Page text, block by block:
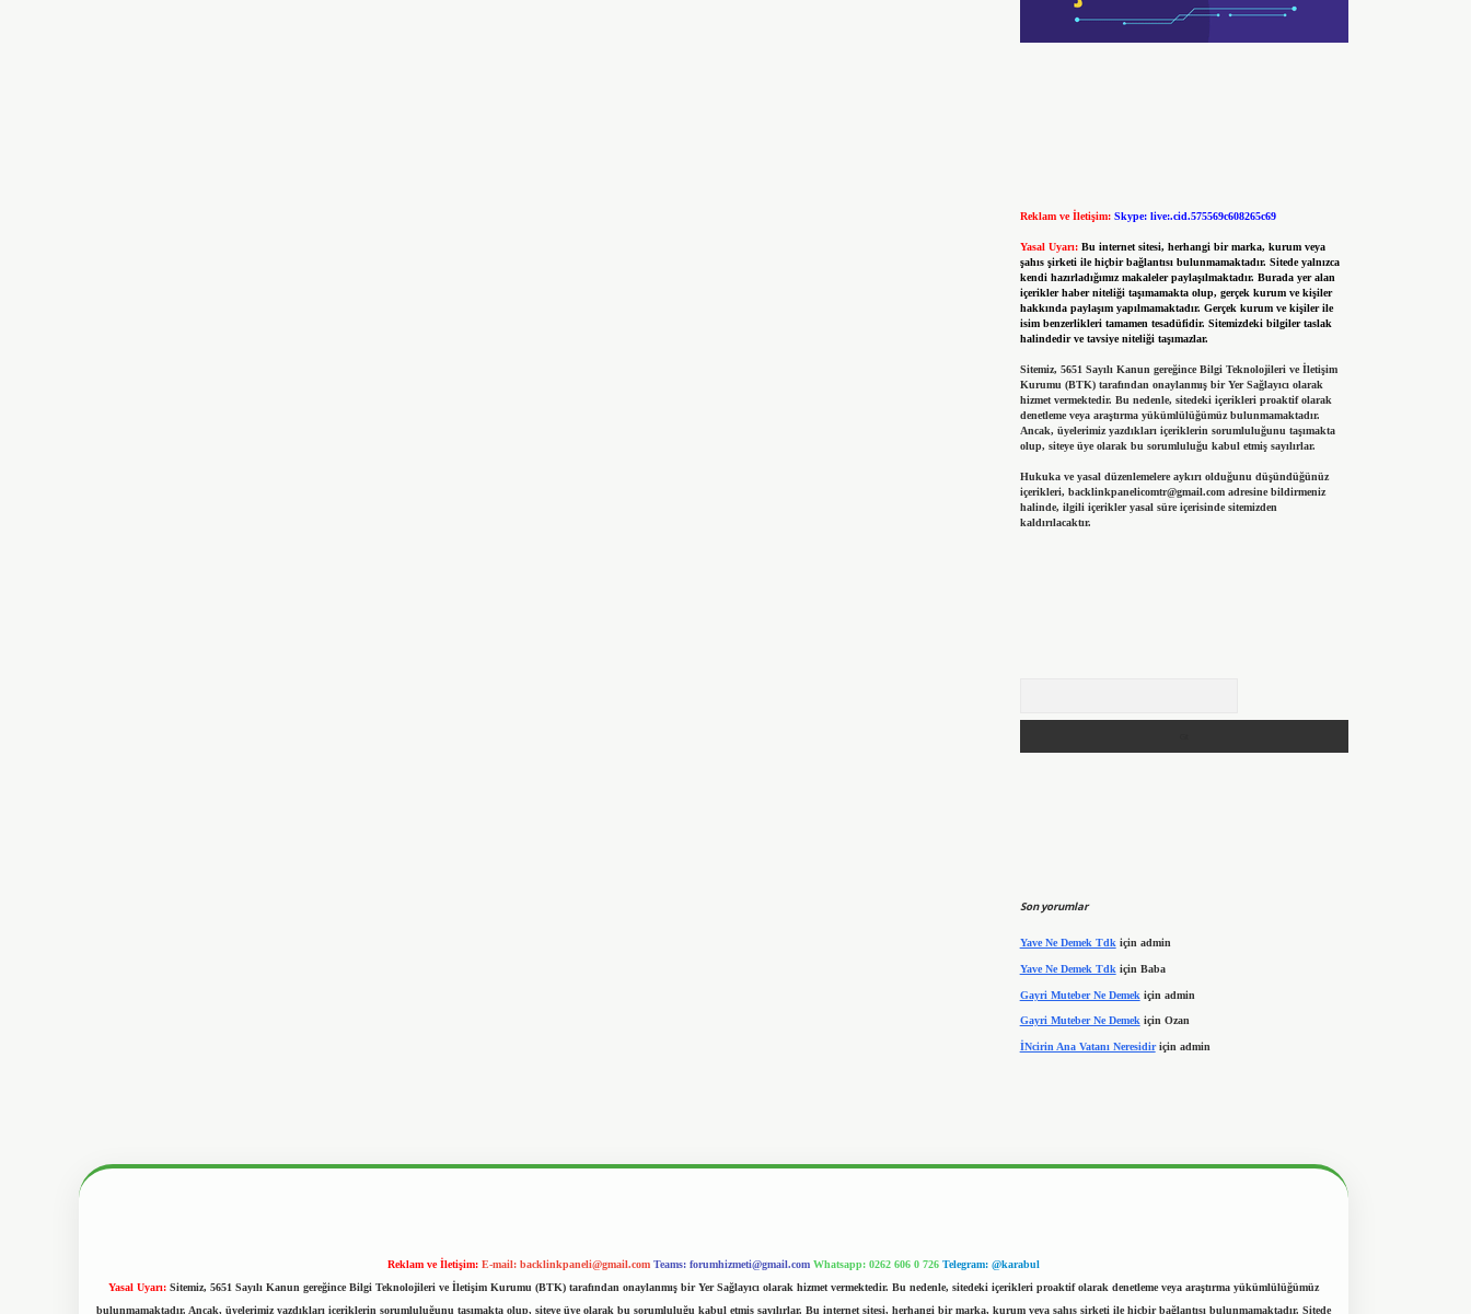
Reklam ve İletişim: Skype: live:.cid.575569c608265c69
Yasal Uyarı: Bu internet sitesi, herhangi bir marka, kurum veya
şahıs şirketi ile hiçbir bağlantısı bulunmamaktadır. Sitede yalnızca
kendi hazırladığımız makaleler paylaşılmaktadır. Burada yer alan
içerikler haber niteliği taşımamakta olup, gerçek kurum ve kişiler
hakkında paylaşım yapılmamaktadır. Gerçek kurum ve kişiler ile
isim benzerlikleri tamamen tesadüfidir. Sitemizdeki bilgiler taslak
halindedir ve tavsiye niteliği taşımazlar.
Sitemiz, 5651 Sayılı Kanun gereğince Bilgi Teknolojileri ve İletişim
Kurumu (BTK) tarafından onaylanmış bir Yer Sağlayıcı olarak
hizmet vermektedir. Bu nedenle, sitedeki içerikleri proaktif olarak
denetleme veya araştırma yükümlülüğümüz bulunmamaktadır.
Ancak, üyelerimiz yazdıkları içeriklerin sorumluluğunu taşımakta
olup, siteye üye olarak bu sorumluluğu kabul etmiş sayılırlar.
Hukuka ve yasal düzenlemelere aykırı olduğunu düşündüğünüz
içerikleri, backlinkpanelicomtr@gmail.comadresine bildirmeniz
halinde, ilgili içerikler yasal süre içerisinde sitemizden
kaldırılacaktır.
Son yorumlar
Yave Ne Demek Tdkiçin admin
Yave Ne Demek Tdk için Baba
Gayri Muteber Ne Demek için admin
Gayri Muteber Ne Demek için Ozan
İNcirin Ana Vatanı Neresidiriçin admin
Reklam ve İletişim: E-mail: backlinkpaneli@gmail.com Teams: forumhizmeti@gmail.com Whatsapp: 0262 606 0 726 Telegram: @karabul
Yasal Uyarı: Sitemiz, 5651 Sayılı Kanun gereğince Bilgi Teknolojileri ve İletişim Kurumu (BTK) tarafından onaylanmış bir Yer Sağlayıcı olarak hizmet vermektedir. Bu nedenle, sitedeki içerikleri proaktif olarak denetleme veya araştırma yükümlülüğümüz
bulunmamaktadır. Ancak, üyelerimiz yazdıkları içeriklerin sorumluluğunu taşımakta olup, siteye üye olarak bu sorumluluğu kabul etmiş sayılırlar. Bu internet sitesi, herhangi bir marka, kurum veya şahıs şirketi ile hiçbir bağlantısı bulunmamaktadır. Sitede